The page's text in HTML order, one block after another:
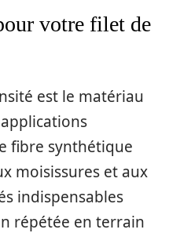
votre filet de
est le matériau
fibre synthétique
moisissures et aux
indispensables
répétée en terrain